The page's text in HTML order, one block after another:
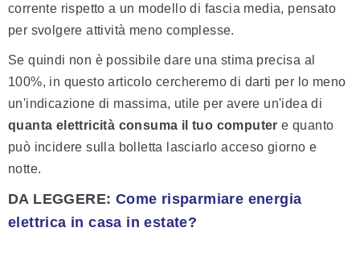
corrente rispetto a un modello di fascia media, pensato
per svolgere attività meno complesse.
Se quindi non è possibile dare una stima precisa al
100%, in questo articolo cercheremo di darti per lo meno
un'indicazione di massima, utile per avere un'idea di
quanta elettricità consuma il tuo computer e quanto
può incidere sulla bolletta lasciarlo acceso giorno e
notte.
DA LEGGERE: Come risparmiare energia
elettrica in casa in estate?